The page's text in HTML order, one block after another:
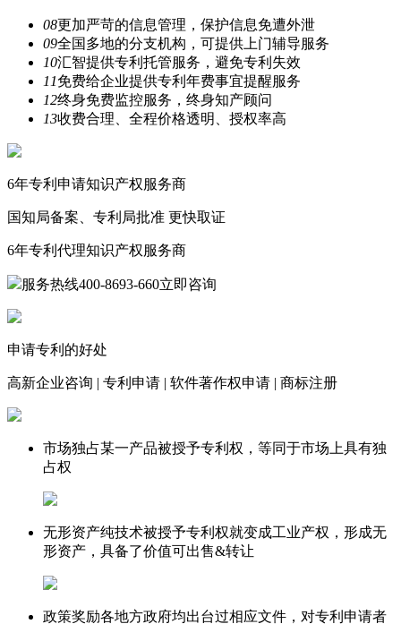
08更加严苛的信息管理，保护信息免遭外泄
09全国多地的分支机构，可提供上门辅导服务
10汇智提供专利托管服务，避免专利失效
11免费给企业提供专利年费事宜提醒服务
12终身免费监控服务，终身知产顾问
13收费合理、全程价格透明、授权率高
6年专利申请知识产权服务商
国知局备案、专利局批准 更快取证
6年专利代理知识产权服务商
服务热线400-8693-660立即咨询
申请专利的好处
高新企业咨询 | 专利申请 | 软件著作权申请 | 商标注册
市场独占某一产品被授予专利权，等同于市场上具有独
占权
无形资产纯技术被授予专利权就变成工业产权，形成无
形资产，具备了价值可出售&转让
政策奖励各地方政府均出台过相应文件，对专利申请者